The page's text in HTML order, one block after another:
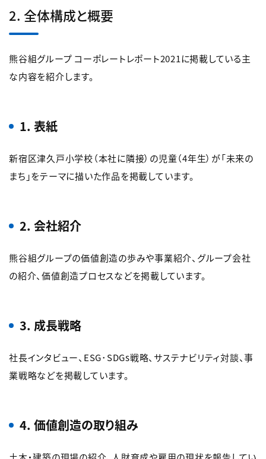
2. 全体構成と概要
熊谷組グループ コーポレートレポート2021に掲載している主
な内容を紹介します。
1. 表紙
新宿区津久戸小学校（本社に隣接）の児童（4年生）が「未来の
まち」をテーマに描いた作品を掲載しています。
2. 会社紹介
熊谷組グループの価値創造の歩みや事業紹介、グループ会社
の紹介、価値創造プロセスなどを掲載しています。
3. 成長戦略
社長インタビュー、ESG･SDGs戦略、サステナビリティ対談、事
業戦略などを掲載しています。
4. 価値創造の取り組み